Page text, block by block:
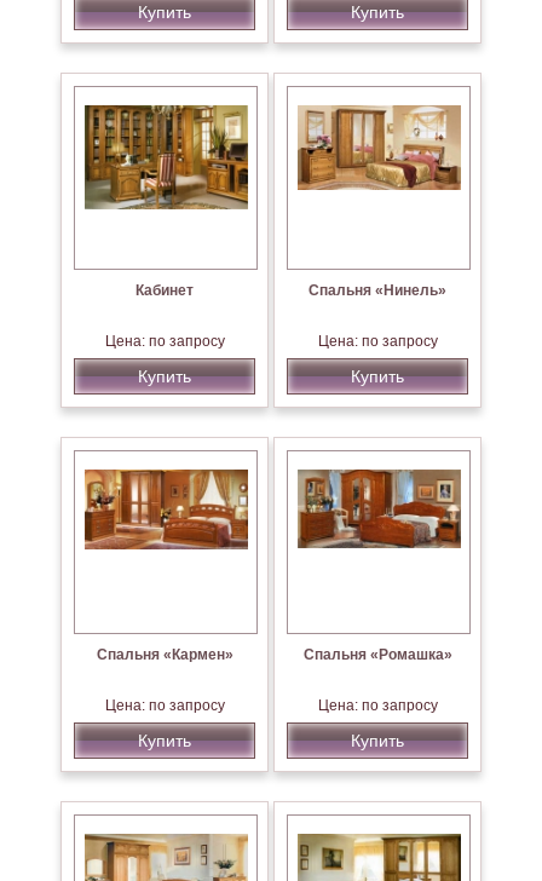
Купить Купить
Кабинет
Цена: по запросу
Купить
Спальня «Нинель»
Цена: по запросу
Купить
Спальня «Кармен»
Цена: по запросу
Купить
Спальня «Ромашка»
Цена: по запросу
Купить